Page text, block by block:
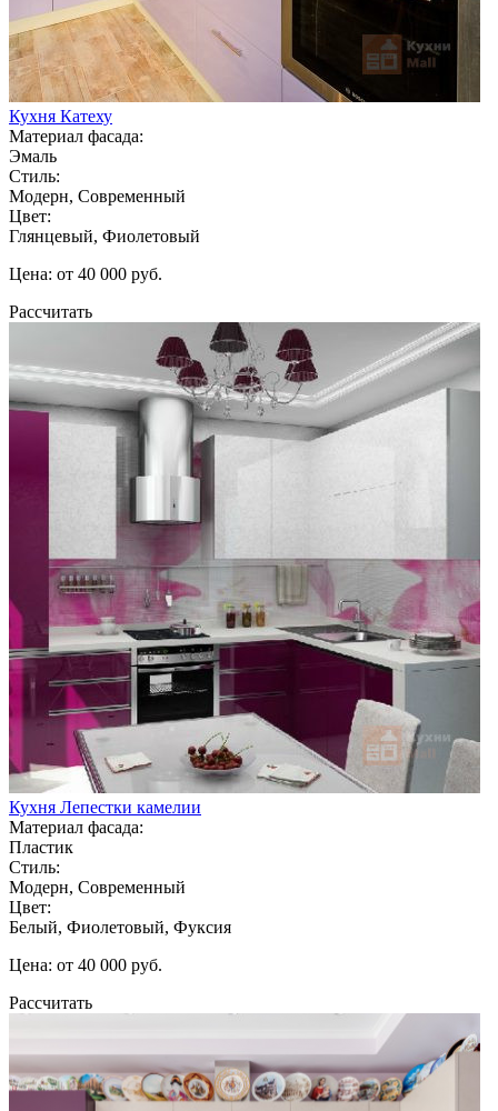
Кухня Катеху
Материал фасада:
Эмаль
Стиль:
Модерн, Современный
Цвет:
Глянцевый, Фиолетовый
Цена: от 40 000 руб.
Рассчитать
Кухня Лепестки камелии
Материал фасада:
Пластик
Стиль:
Модерн, Современный
Цвет:
Белый, Фиолетовый, Фуксия
Цена: от 40 000 руб.
Рассчитать